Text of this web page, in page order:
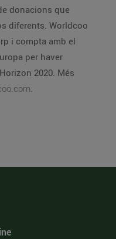
i compta amb el
per haver
.